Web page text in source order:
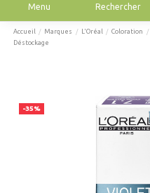
Menu Rechercher
Accueil Marques L'Oréal Coloration
Déstockage
-35%